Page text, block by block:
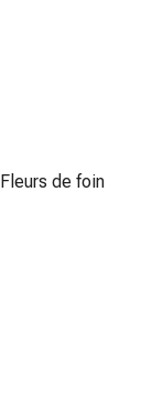
Fleurs de foin